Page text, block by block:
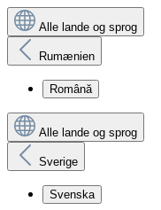
Alle lande og sprog
Rumænien
Română
Alle lande og sprog
Sverige
Svenska